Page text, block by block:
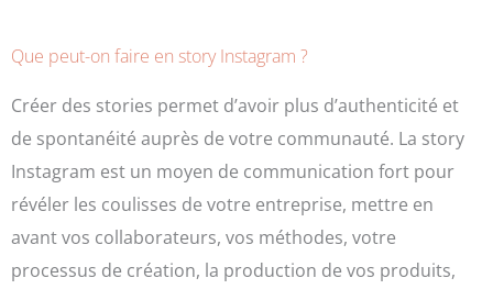
Que peut-on faire en story Instagram ?
Créer des stories permet d’avoir plus d’authenticité et
de spontanéité auprès de votre communauté. La story
Instagram est un moyen de communication fort pour
révéler les coulisses de votre entreprise, mettre en
avant vos collaborateurs, vos méthodes, votre
processus de création, la production de vos produits,